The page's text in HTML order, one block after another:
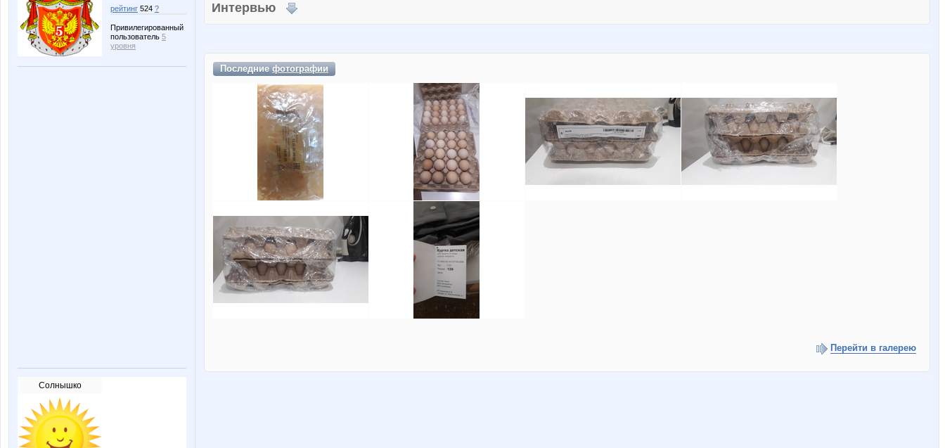
рейтинг 524 ?
Привилегированный
пользователь 5
уровня
Солнышко
Интервью
Последниефотографии
Перейти в галерею